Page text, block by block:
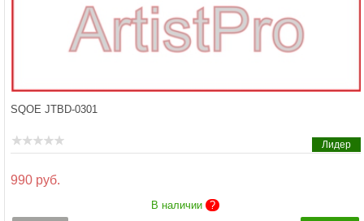
SQOE JTBD-0301
990 руб.
В наличии ?
Лидер